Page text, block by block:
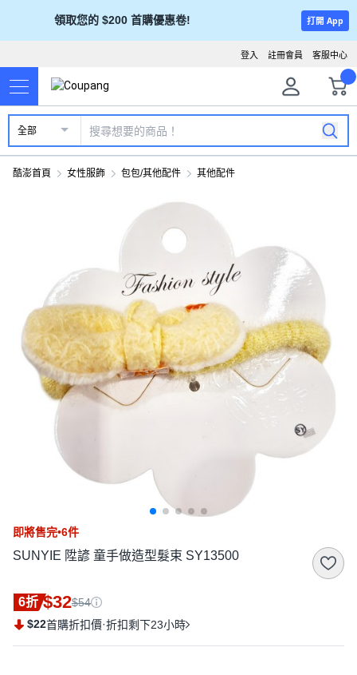
領取您的 $200 首購優惠卷! 打開 App
客服中心
註冊會員
登入
全部
酷澎首頁 女性服飾 包包/其他配件 其他配件
即將售完•6件
SUNYIE 陞諺 童手做造型髮束 SY13500
6折 $32$54
$22首購折扣價·折扣剩下23小時